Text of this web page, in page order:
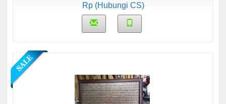
Rp (Hubungi CS)